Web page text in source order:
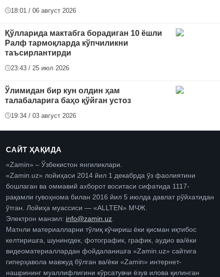
18:01 / 06 август 2026
Қўлларида мактабга борадиган 10 ёшли
Ралф тармоқларда кўпчиликни
таъсирлантирди
23:43 / 25 июл 2026
Ўлимидан бир кун олдин ҳам
талабаларига баҳо қўйган устоз
19:34 / 03 август 2026
САЙТ ҲАҚИДА
«Zamin» – Ўзбекистон янгиликлари.
«Zamin.uz» лойиҳаси 2014 йил 1 декабрда ўз фаолиятини
бошлаган ва оммавий ахборот воситаси сифатида 1117-
рақамли гувоҳнома билан 2016 йил 5 июлда давлат рўйхатидан
ўтган. Лойиҳа муассиси — «ALLTEN» МЧЖ.
Электрон манзил: info@zamin.uz
Матнли материалларни тўлиқ кўчириш ёки қисман иқтибос
келтиришга, шунингдек, фотографик, график, аудио ва/ёки
видеоматериаллардан фойдаланишга «Zamin.uz» сайтига
гиперҳавола мавжуд бўлган ва/ёки «Zamin» интернет-
нашрининг муаллифлигини кўрсатувчи ёзув илова қилинган